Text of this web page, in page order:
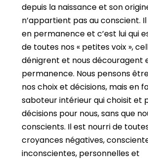
depuis la naissance et son
n’appartient pas au conscient.
en permanence et c’est lui qui
de toutes nos « petites voix »,
dénigrent et nous découragent
permanence. Nous pensons
nos choix et décisions, mais en
saboteur intérieur qui choisit et
décisions pour nous, sans que
conscients. Il est nourri de
croyances négatives,
inconscientes, personnelles et